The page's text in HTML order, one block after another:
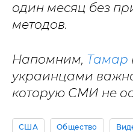
один месяц без
методов.
Напомним, Тамар
украинцами
которую СМИ не
США Общество